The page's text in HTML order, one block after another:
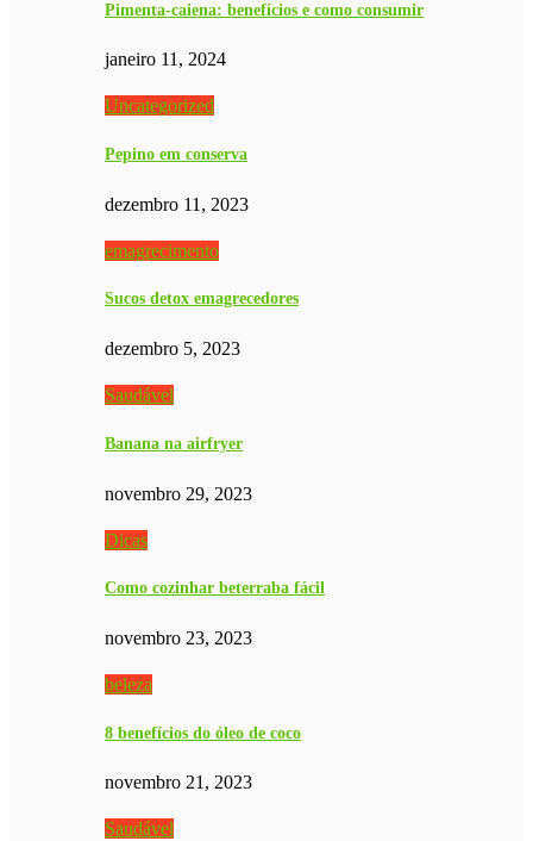
Pimenta-caiena: benefícios e como consumir
janeiro 11, 2024
Uncategorized
Pepino em conserva
dezembro 11, 2023
emagrecimento
Sucos detox emagrecedores
dezembro 5, 2023
Saudável
Banana na airfryer
novembro 29, 2023
Dicas
Como cozinhar beterraba fácil
novembro 23, 2023
beleza
8 benefícios do óleo de coco
novembro 21, 2023
Saudável